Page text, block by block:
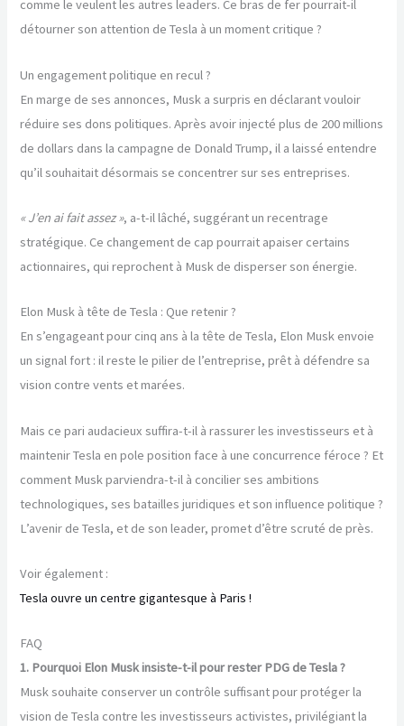
comme le veulent les autres leaders. Ce bras de fer pourrait-il
détourner son attention de Tesla à un moment critique ?
Un engagement politique en recul ?
En marge de ses annonces, Musk a surpris en déclarant vouloir
réduire ses dons politiques. Après avoir injecté plus de 200 millions
de dollars dans la campagne de Donald Trump, il a laissé entendre
qu’il souhaitait désormais se concentrer sur ses entreprises.
« J’en ai fait assez », a-t-il lâché, suggérant un recentrage
stratégique. Ce changement de cap pourrait apaiser certains
actionnaires, qui reprochent à Musk de disperser son énergie.
Elon Musk à tête de Tesla : Que retenir ?
En s’engageant pour cinq ans à la tête de Tesla, Elon Musk envoie
un signal fort : il reste le pilier de l’entreprise, prêt à défendre sa
vision contre vents et marées.
Mais ce pari audacieux suffira-t-il à rassurer les investisseurs et à
maintenir Tesla en pole position face à une concurrence féroce ? Et
comment Musk parviendra-t-il à concilier ses ambitions
technologiques, ses batailles juridiques et son influence politique ?
L’avenir de Tesla, et de son leader, promet d’être scruté de près.
Voir également :
Tesla ouvre un centre gigantesque à Paris !
FAQ
1. Pourquoi Elon Musk insiste-t-il pour rester PDG de Tesla ?
Musk souhaite conserver un contrôle suffisant pour protéger la
vision de Tesla contre les investisseurs activistes, privilégiant la